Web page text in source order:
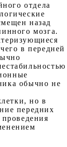
отдела
назад
мозга.
в передней
обычно не
но в
передних